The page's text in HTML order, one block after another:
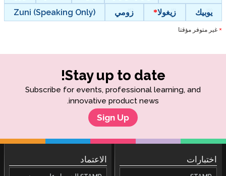
يوبيك
زيغولا زومي Zuni (Speaking Only)
* غير متوفر مؤقتا
Stay up to date!
Subscribe for events, professional learning, and
innovative product news.
Sign Up
اختبارات الاعتماد